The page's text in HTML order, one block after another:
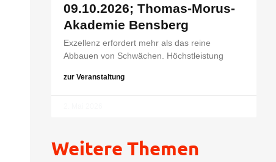
09.10.2026; Thomas-Morus-
Akademie Bensberg
Exzellenz erfordert mehr als das reine
Abbauen von Schwächen. Höchstleistung
zur Veranstaltung
Weitere Themen